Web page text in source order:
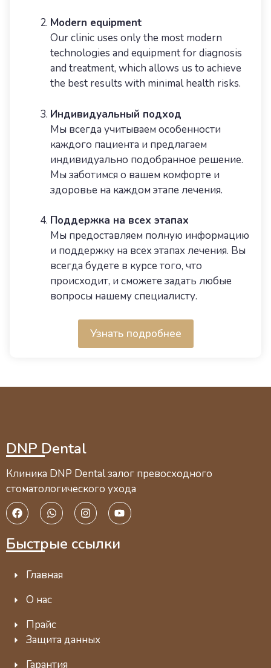
Modern equipment
Our clinic uses only the most modern
technologies and equipment for diagnosis
and treatment, which allows us to achieve
the best results with minimal health risks.
Индивидуальный подход
Мы всегда учитываем особенности
каждого пациента и предлагаем
индивидуально подобранное решение.
Мы заботимся о вашем комфорте и
здоровье на каждом этапе лечения.
Поддержка на всех этапах
Мы предоставляем полную информацию
и поддержку на всех этапах лечения. Вы
всегда будете в курсе того, что
происходит, и сможете задать любые
вопросы нашему специалисту.
Узнать подробнее
DNP Dental
Клиника DNP Dental залог превосходного
стоматологического ухода
Быстрые ссылки
Главная
О нас
Прайс
Защита данных
Гарантия